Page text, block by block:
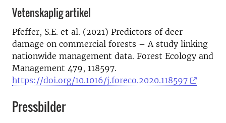
Vetenskaplig artikel
Pfeffer, S.E. et al. (2021) Predictors of deer
damage on commercial forests – A study linking
nationwide management data. Forest Ecology and
Management 479, 118597.
https://doi.org/10.1016/j.foreco.2020.118597
Pressbilder